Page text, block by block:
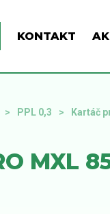
KONTAKT
PPL 0,3 Kartáč
MXL